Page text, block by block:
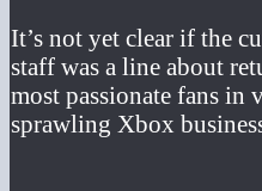
It’s not yet clear if the
staff was a line about
most passionate fans
sprawling Xbox